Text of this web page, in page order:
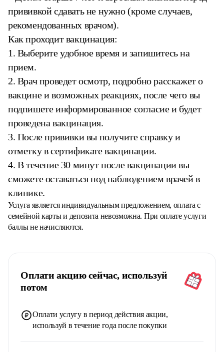
прививкой сдавать не нужно (кроме случаев,
рекомендованных врачом).
Как проходит вакцинация:
1. Выберите удобное время и запишитесь на
прием.
2. Врач проведет осмотр, подробно расскажет о
вакцине и возможных реакциях, после чего вы
подпишете информированное согласие и будет
проведена вакцинация.
3. После прививки вы получите справку и
отметку в сертификате вакцинации.
4. В течение 30 минут после вакцинации вы
сможете оставаться под наблюдением врачей в
клинике.
Услуга является индивидуальным предложением, оплата с
семейной карты и депозита невозможна. При оплате услуги
баллы не начисляются.
Оплати акцию сейчас, используй
потом
Оплати услугу в период действия акции,
используй в течение года после покупки